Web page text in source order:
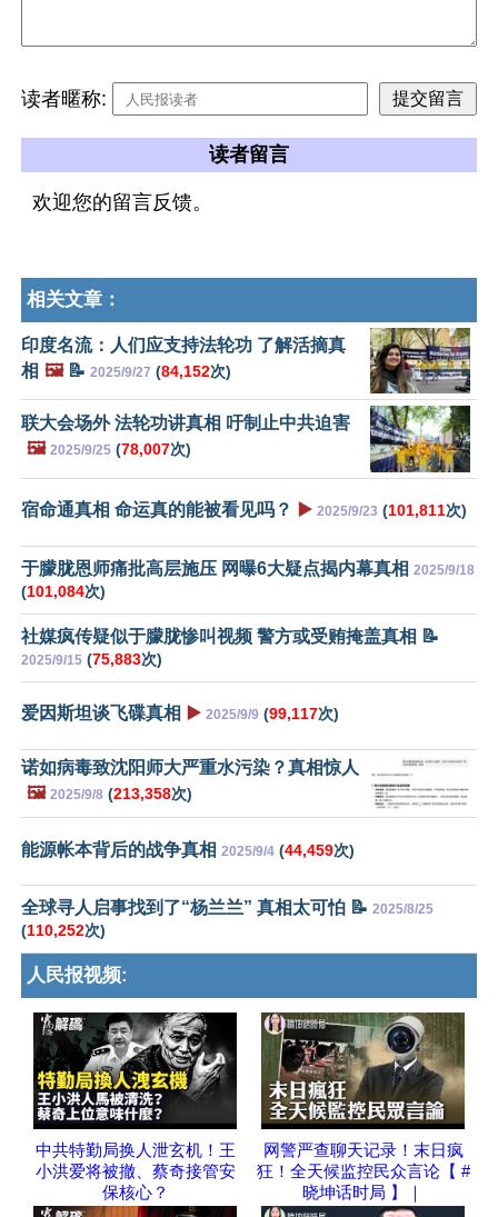
读者暱称:
读者留言
欢迎您的留言反馈。
相关文章：
印度名流：人们应支持法轮功 了解活摘真
相 🖼️📝 2025/9/27 (84,152次)
联大会场外 法轮功讲真相 吁制止中共迫害
🖼️ 2025/9/25 (78,007次)
宿命通真相 命运真的能被看见吗？ ▶️ 2025/9/23 (101,811次)
于朦胧恩师痛批高层施压 网曝6大疑点揭内幕真相 2025/9/18
(101,084次)
社媒疯传疑似于朦胧惨叫视频 警方或受贿掩盖真相 📝
2025/9/15 (75,883次)
爱因斯坦谈飞碟真相 ▶️ 2025/9/9 (99,117次)
诺如病毒致沈阳师大严重水污染？真相惊人
🖼️ 2025/9/8 (213,358次)
能源帐本背后的战争真相 2025/9/4 (44,459次)
全球寻人启事找到了“杨兰兰” 真相太可怕 📝 2025/8/25
(110,252次)
人民报视频:
中共特勤局换人泄玄机！王
小洪爱将被撤、蔡奇接管安
保核心？
网警严查聊天记录！末日疯
狂！全天候监控民众言论【 #
晓坤话时局 】｜